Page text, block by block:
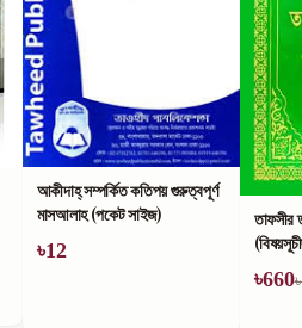
আকীদাহ্ সম্পর্কিত কতিপয় গুরুত্বপূর্ণ
মাসআলাহ (পকেট সাইজ)
৳12
৳660৳